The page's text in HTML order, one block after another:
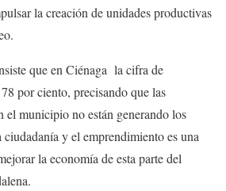
la creación de unidades productivas
que en Ciénaga la cifra de
por ciento, precisando que las
el municipio no están generando los
y el emprendimiento es una
la economía de esta parte del